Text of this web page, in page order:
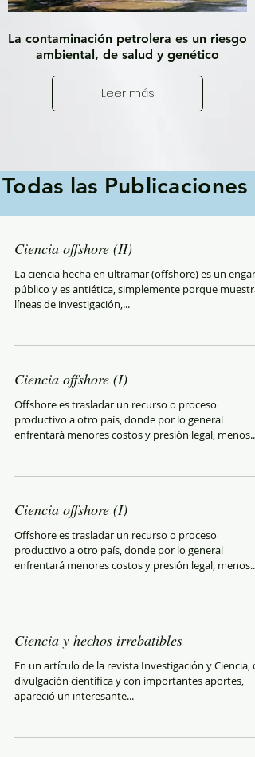
La contaminación petrolera es un riesgo
ambiental, de salud y genético
Leer más
Todas las Publicaciones
Ciencia offshore (II)
La ciencia hecha en ultramar (offshore) es un
público y es antiética, simplemente porque muestra
líneas de investigación,...
Ciencia offshore (I)
Offshore es trasladar un recurso o proceso
productivo a otro país, donde por lo general
enfrentará menores costos y presión legal, menos...
Ciencia offshore (I)
Offshore es trasladar un recurso o proceso
productivo a otro país, donde por lo general
enfrentará menores costos y presión legal, menos...
Ciencia y hechos irrebatibles
En un artículo de la revista Investigación y Ciencia,
divulgación científica y con importantes aportes,
apareció un interesante...